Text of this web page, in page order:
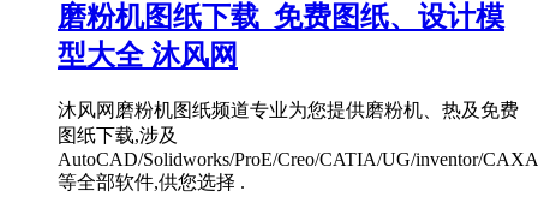
磨粉机图纸下载_免费图纸、设计模
型大全 沐风网
沐风网磨粉机图纸频道专业为您提供磨粉机、热及免费
图纸下载,涉及
AutoCAD/Solidworks/ProE/Creo/CATIA/UG/inventor/
等全部软件,供您选择 .